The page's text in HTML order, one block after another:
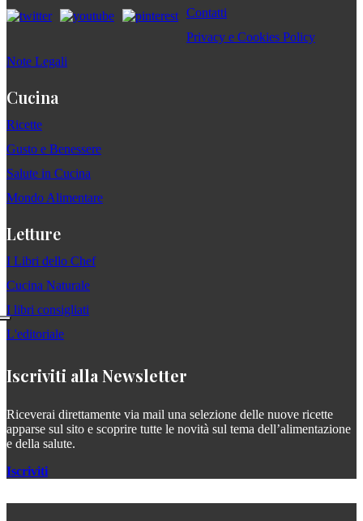
Contatti
Privacy e Cookies Policy
Note Legali
Cucina
Ricette
Gusto e Benessere
Salute in Cucina
Mondo Alimentare
Letture
I Libri dello Chef
Cucina Naturale
I libri consigliati
L'editoriale
Iscriviti alla Newsletter
Riceverai direttamente via mail una selezione delle nuove ricette
apparse sul sito e scoprire tutte le novità sul tema dell’alimentazione
e della salute.
Iscriviti